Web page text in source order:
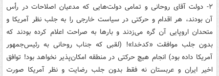
۲- دولت آقای روحانی و تمامی دولت‌هایی که مدعیان اصلاحات در رأس
آن بودند، هر اقدام و حرکتی در سیاست خارجی را به جلب نظر آمریکا و
متحدان اروپایی آن گره می‌زدند و بارها به صراحت اعلام کرده بودند که
بدون جلب موافقت «کدخدا»! (لقبی که جناب روحانی به رئیس‌جمهور
آمریکا داده بود) انجام هیچ حرکتی در منطقه امکان‌پذیر نخواهد بود! توافق
اخیر ایران و عربستان نه فقط بدون جلب رضایت و نظر آمریکا صورت